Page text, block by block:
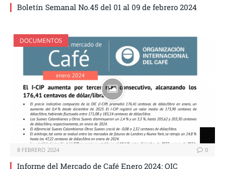
Boletín Semanal No.45 del 01 al 09 de febrero 2024
DOCUMENTOS
8 FEBRERO 2024 0
Informe del Mercado de Café Enero 2024: OIC